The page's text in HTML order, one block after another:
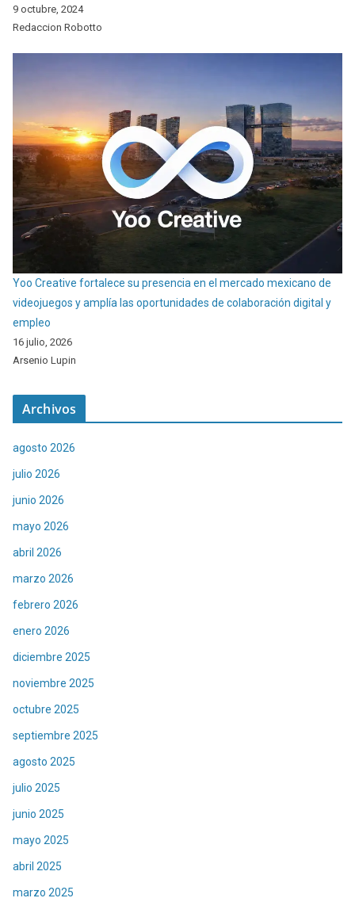
9 octubre, 2024
Redaccion Robotto
Yoo Creative fortalece su presencia en el mercado mexicano de
videojuegos y amplía las oportunidades de colaboración digital y
empleo
16 julio, 2026
Arsenio Lupin
Archivos
agosto 2026
julio 2026
junio 2026
mayo 2026
abril 2026
marzo 2026
febrero 2026
enero 2026
diciembre 2025
noviembre 2025
octubre 2025
septiembre 2025
agosto 2025
julio 2025
junio 2025
mayo 2025
abril 2025
marzo 2025